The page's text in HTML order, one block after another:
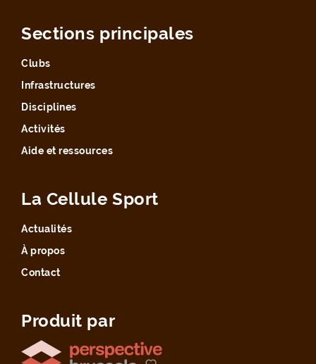
Sections principales
Clubs
Infrastructures
Disciplines
Activités
Aide et ressources
La Cellule Sport
Actualités
À propos
Contact
Produit par